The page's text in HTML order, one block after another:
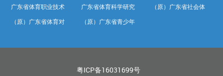
中心
联合会
育学校
广东省体育职业技术
学院
广东省体育科学研究
（原）广东省社会体
（原）广东省体育对
（原）广东省青少年
粤ICP备16031699号